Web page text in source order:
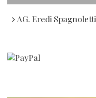
AG. Eredi Spagnoletti